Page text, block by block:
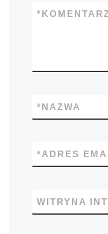
*
NAZWA
*
ADRES
*
WITRYNA